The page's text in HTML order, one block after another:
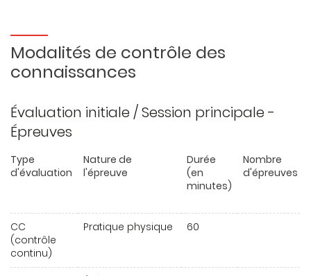
Modalités de contrôle des
connaissances
Évaluation initiale / Session principale -
Épreuves
Type
d'évaluation
Nature de
l'épreuve
Durée
(en
minutes)
Nombre
d'épreuves
CC
(contrôle
continu)
Pratique physique 60